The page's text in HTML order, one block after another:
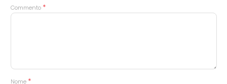
Commento *
Nome *